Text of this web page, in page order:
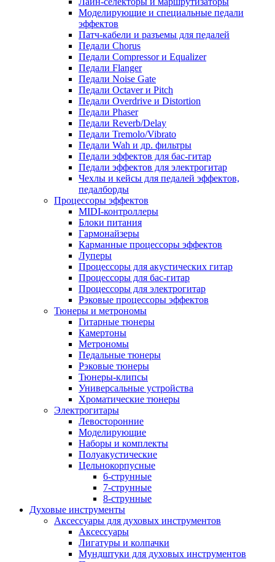
Моделирующие и специальные педали
эффектов
Патч-кабели и разъемы для педалей
Педали Chorus
Педали Compressor и Equalizer
Педали Flanger
Педали Noise Gate
Педали Octaver и Pitch
Педали Overdrive и Distortion
Педали Phaser
Педали Reverb/Delay
Педали Tremolo/Vibrato
Педали Wah и др. фильтры
Педали эффектов для бас-гитар
Педали эффектов для электрогитар
Чехлы и кейсы для педалей эффектов,
педалборды
Процессоры эффектов
MIDI-контроллеры
Блоки питания
Гармонайзеры
Карманные процессоры эффектов
Луперы
Процессоры для акустических гитар
Процессоры для бас-гитар
Процессоры для электрогитар
Рэковые процессоры эффектов
Тюнеры и метрономы
Гитарные тюнеры
Камертоны
Метрономы
Педальные тюнеры
Рэковые тюнеры
Тюнеры-клипсы
Универсальные устройства
Хроматические тюнеры
Электрогитары
Левосторонние
Моделирующие
Наборы и комплекты
Полуакустические
Цельнокорпусные
6-струнные
7-струнные
8-струнные
Духовые инструменты
Аксессуары для духовых инструментов
Аксессуары
Лигатуры и колпачки
Мундштуки для духовых инструментов